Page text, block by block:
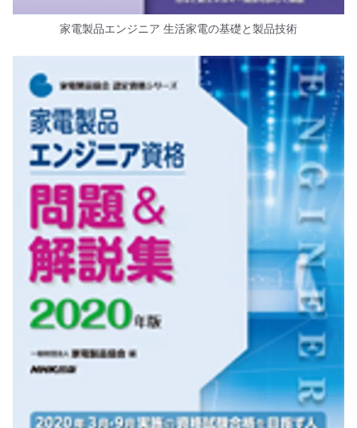
家電製品エンジニア 生活家電の基礎と製品技術